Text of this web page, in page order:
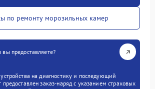
по ремонту морозильных камер
предоставляете?
на диагностику и последующий
заказ-наряд с указанием страховых